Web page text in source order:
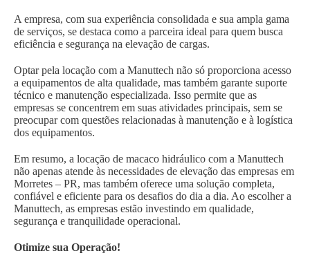
A empresa, com sua experiência consolidada e sua ampla gama
de serviços, se destaca como a parceira ideal para quem busca
eficiência e segurança na elevação de cargas.
Optar pela locação com a Manuttech não só proporciona acesso
a equipamentos de alta qualidade, mas também garante suporte
técnico e manutenção especializada. Isso permite que as
empresas se concentrem em suas atividades principais, sem se
preocupar com questões relacionadas à manutenção e à logística
dos equipamentos.
Em resumo, a locação de macaco hidráulico com a Manuttech
não apenas atende às necessidades de elevação das empresas em
Morretes – PR, mas também oferece uma solução completa,
confiável e eficiente para os desafios do dia a dia. Ao escolher a
Manuttech, as empresas estão investindo em qualidade,
segurança e tranquilidade operacional.
Otimize sua Operação!